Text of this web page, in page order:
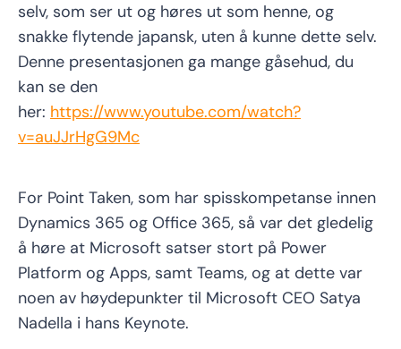
selv, som ser ut og høres ut som henne, og
snakke flytende japansk, uten å kunne dette selv.
Denne presentasjonen ga mange gåsehud, du
kan se den
her: https://www.youtube.com/watch?
v=auJJrHgG9Mc
For Point Taken, som har spisskompetanse innen
Dynamics 365 og Office 365, så var det gledelig
å høre at Microsoft satser stort på Power
Platform og Apps, samt Teams, og at dette var
noen av høydepunkter til Microsoft CEO Satya
Nadella i hans Keynote.